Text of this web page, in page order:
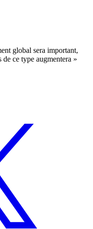
global sera important,
de ce type augmentera »